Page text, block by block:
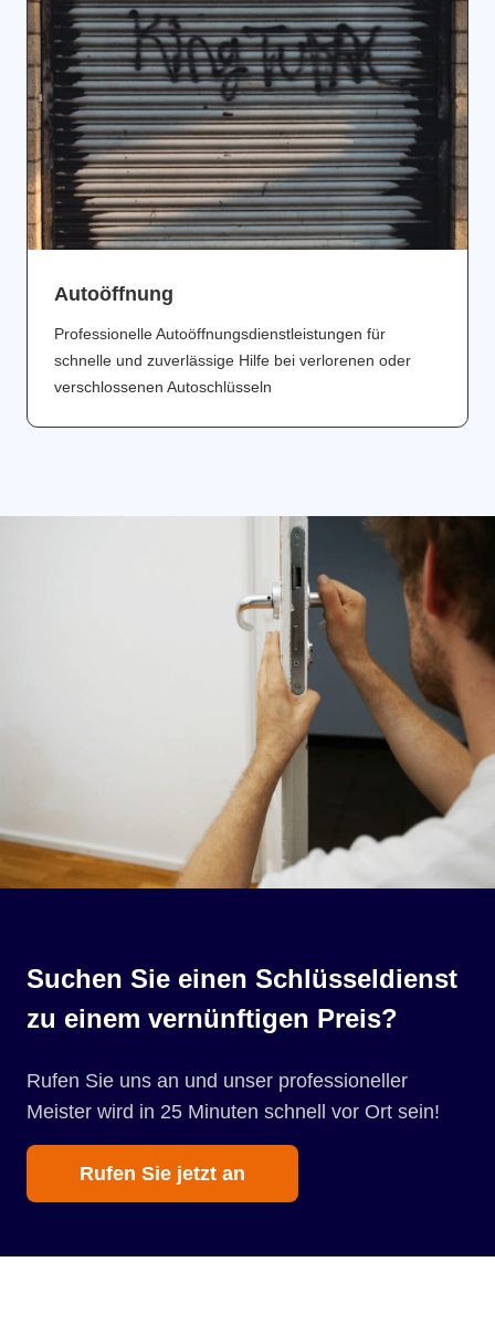
Аutoöffnung
Professionelle Autoöffnungsdienstleistungen für
schnelle und zuverlässige Hilfe bei verlorenen oder
verschlossenen Autoschlüsseln
Suchen Sie einen Schlüsseldienst
zu einem vernünftigen Preis?
Rufen Sie uns an und unser professioneller
Meister wird in 25 Minuten schnell vor Ort sein!
Rufen Sie jetzt an